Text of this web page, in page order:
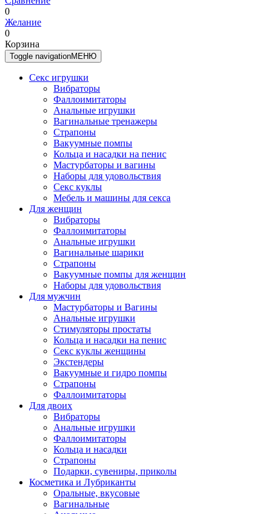
0
Желание
0
Корзина
Toggle navigationМЕНЮ
Секс игрушки
Вибраторы
Фаллоимитаторы
Анальные игрушки
Вагинальные тренажеры
Страпоны
Вакуумные помпы
Кольца и насадки на пенис
Мастурбаторы и вагины
Наборы для удовольствия
Секс куклы
Мебель и машины для секса
Для женщин
Вибраторы
Фаллоимитаторы
Анальные игрушки
Вагинальные шарики
Страпоны
Вакуумные помпы для женщин
Наборы для удовольствия
Для мужчин
Мастурбаторы и Вагины
Анальные игрушки
Стимуляторы простаты
Кольца и насадки на пенис
Секс куклы женщины
Экстендеры
Вакуумные и гидро помпы
Страпоны
Фаллоимитаторы
Для двоих
Вибраторы
Анальные игрушки
Фаллоимитаторы
Кольца и насадки
Страпоны
Подарки, сувениры, приколы
Косметика и Лубриканты
Оральные, вкусовые
Вагинальные